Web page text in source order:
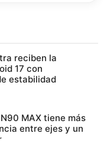
reciben la
17 con
estabilidad
MAX tiene más
entre ejes y un